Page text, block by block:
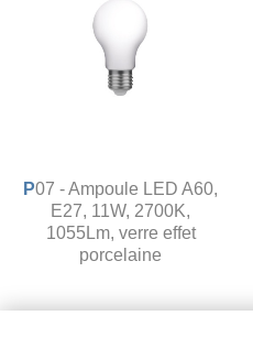
P07 - Ampoule LED A60,
E27, 11W, 2700K,
1055Lm, verre effet
porcelaine